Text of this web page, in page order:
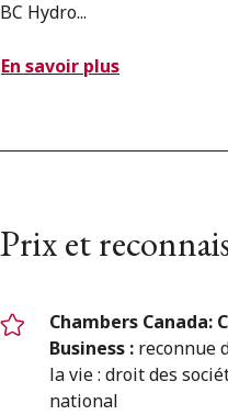
BC Hydro...
En savoir plus
Prix et
Chambers Canada:
Business : reconnue
la vie : droit des
national